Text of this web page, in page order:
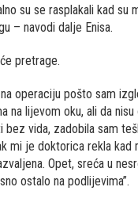
su se rasplakali kad
– navodi dalje Enisa.
pretrage.
operaciju pošto sam
na lijevom oku, ali da
bez vida, zadobila sam
mi je doktorica rekla kad
Opet, sreća u
ostalo na podlijevima”.